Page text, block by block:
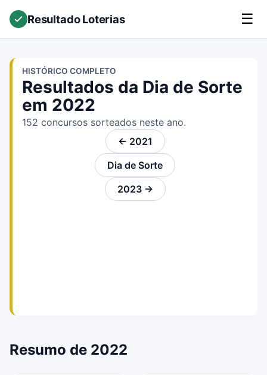
Resultado Loterias ☰
HISTÓRICO COMPLETO
Resultados da Dia de Sorte
em 2022
152 concursos sorteados neste ano.
← 2021
Dia de Sorte
2023 →
Resumo de 2022